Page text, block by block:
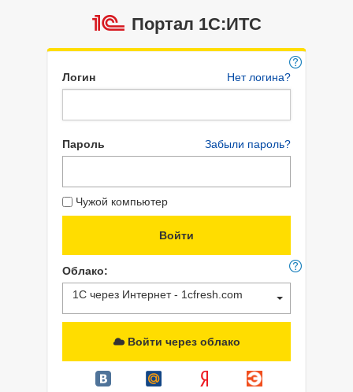
Портал 1C:ИТС
Логин Нет логина?
Пароль Забыли пароль?
Чужой компьютер
Облако:
1С через Интернет - 1cfresh.com
Войти через облако